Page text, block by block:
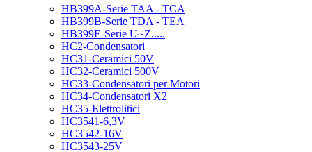
HB399A-Serie TAA - TCA
HB399B-Serie TDA - TEA
HB399E-Serie U~Z.....
HC2-Condensatori
HC31-Ceramici 50V
HC32-Ceramici 500V
HC33-Condensatori per Motori
HC34-Condensatori X2
HC35-Elettrolitici
HC3541-6,3V
HC3542-16V
HC3543-25V